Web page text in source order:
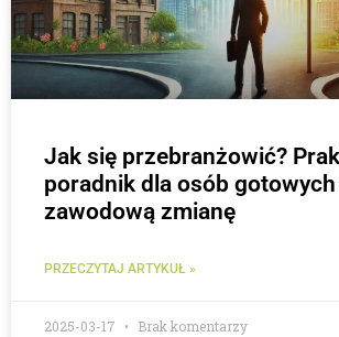
Jak się przebranżowić?
poradnik dla osób
zawodową zmianę
PRZECZYTAJ ARTYKUŁ »
2025-03-17 Brak komentarzy